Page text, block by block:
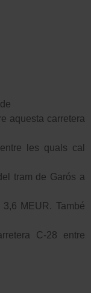
aquesta carretera
les quals cal
tram de Garós a
MEUR. També
C-28 entre